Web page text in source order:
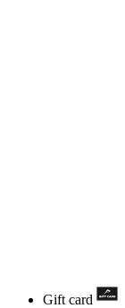
Gift card